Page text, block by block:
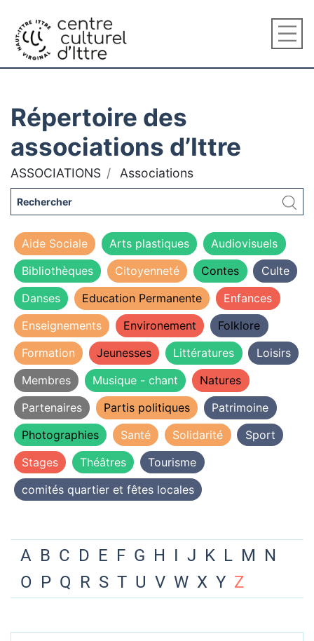
Répertoire des
associations d’Ittre
ASSOCIATIONS Associations
Aide Sociale Arts plastiques
Audiovisuels
Bibliothèques
Citoyenneté Contes
Culte
Danses
Education Permanente
Enfances
Enseignements
Environement
Folklore
Formation
Jeunesses Littératures
Loisirs
Membres
Musique - chant
Natures
Partenaires
Partis politiques
Patrimoine
Photographies
Santé Solidarité
Sport
Stages
Théâtres
Tourisme
comités quartier et fêtes locales
A B C D E F G H I J K L M N
O P Q R S T U V W X Y Z